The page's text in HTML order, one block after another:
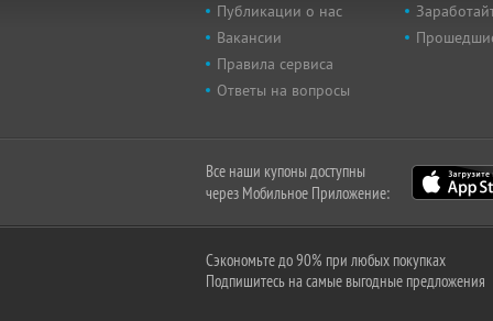
Публикации о нас
Вакансии
Правила сервиса
Ответы на вопросы
Все наши купоны доступны
через Мобильное Приложение:
Сэкономьте до 90% при любых покупках
Подпишитесь на самые выгодные предложения